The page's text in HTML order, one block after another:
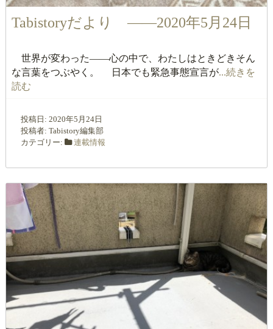
Tabistoryだより ――2020年5月24日
世界が変わった――心の中で、わたしはときどきそん
な言葉をつぶやく。 日本でも緊急事態宣言が...続きを
読む
投稿日: 2020年5月24日
投稿者: Tabistory編集部
カテゴリー:
連載情報